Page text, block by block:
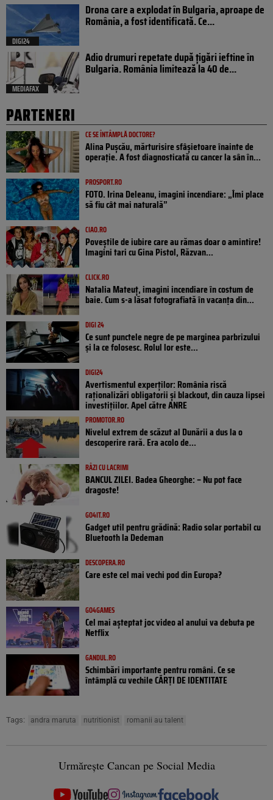
DIGI24
Drona care a explodat în Bulgaria, aproape de
România, a fost identificată. Ce...
MEDIAFAX
Adio drumuri repetate după țigări ieftine în
Bulgaria. România limitează la 40 de...
PARTENERI
CE SE ÎNTÂMPLĂ DOCTORE?
Alina Pușcău, mărturisire sfâșietoare înainte de
operație. A fost diagnosticată cu cancer la sân în...
PROSPORT.RO
FOTO. Irina Deleanu, imagini incendiare: „Îmi place
să fiu cât mai naturală”
CIAO.RO
Poveştile de iubire care au rămas doar o amintire!
Imagini tari cu Gina Pistol, Răzvan...
CLICK.RO
Natalia Mateuț, imagini incendiare în costum de
baie. Cum s-a lăsat fotografiată în vacanța din...
DIGI 24
Ce sunt punctele negre de pe marginea parbrizului
și la ce folosesc. Rolul lor este...
DIGI24
Avertismentul experților: România riscă
raționalizări obligatorii și blackout, din cauza lipsei
investițiilor. Apel către ANRE
PROMOTOR.RO
Nivelul extrem de scăzut al Dunării a dus la o
descoperire rară. Era acolo de...
RÂZI CU LACRIMI
BANCUL ZILEI. Badea Gheorghe: – Nu pot face
dragoste!
GO4IT.RO
Gadget util pentru grădină: Radio solar portabil cu
Bluetooth la Dedeman
DESCOPERA.RO
Care este cel mai vechi pod din Europa?
GO4GAMES
Cel mai așteptat joc video al anului va debuta pe
Netflix
GANDUL.RO
Schimbări importante pentru români. Ce se
întâmplă cu vechile CĂRȚI DE IDENTITATE
Tags: andra maruta nutritionist romanii au talent
Urmărește Cancan pe Social Media